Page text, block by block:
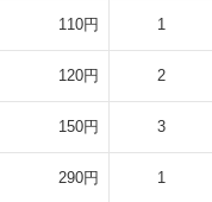
110円 1
120円 2
150円 3
290円 1